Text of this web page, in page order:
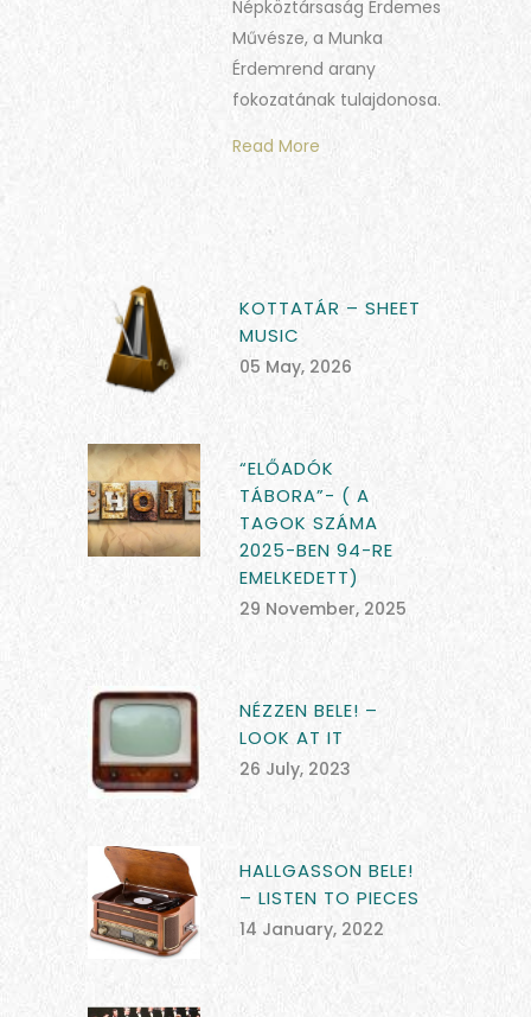
Népköztársaság Érdemes
Művésze, a Munka
Érdemrend arany
fokozatának tulajdonosa.
Read More
KOTTATÁR – SHEET
MUSIC
05 May, 2026
“ELŐADÓK
TÁBORA”- ( A
TAGOK SZÁMA
2025-BEN 94-RE
EMELKEDETT)
29 November, 2025
NÉZZEN BELE! –
LOOK AT IT
26 July, 2023
HALLGASSON BELE!
– LISTEN TO PIECES
14 January, 2022